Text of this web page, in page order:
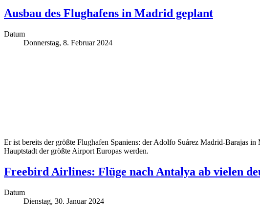
Ausbau des Flughafens in Madrid geplant
Datum
Donnerstag, 8. Februar 2024
Er ist bereits der größte Flughafen Spaniens: der Adolfo Suárez Madrid-Barajas
Hauptstadt der größte Airport Europas werden.
Freebird Airlines: Flüge nach Antalya ab vielen
Datum
Dienstag, 30. Januar 2024